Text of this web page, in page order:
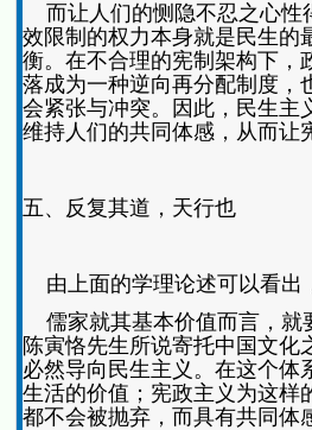
而让人们的恻隐不忍之心性
效限制的权力本身就是民生的
衡。在不合理的宪制架构下，
落成为一种逆向再分配制度，
会紧张与冲突。因此，民生主
维持人们的共同体感，从而让
五、反复其道，天行也
由上面的学理论述可以看出
儒家就其基本价值而言，就
陈寅恪先生所说寄托中国文化
必然导向民生主义。在这个体
生活的价值；宪政主义为这样
都不会被抛弃，而具有共同体